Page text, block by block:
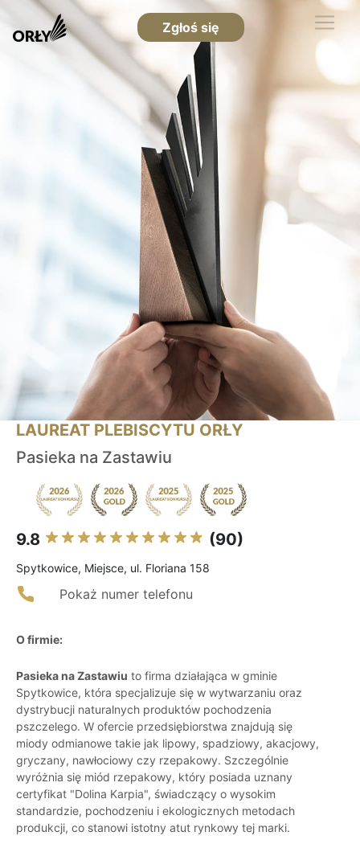
Zgłoś się
LAUREAT PLEBISCYTU ORŁY
Pasieka na Zastawiu
9.8 (90)
Spytkowice, Miejsce, ul. Floriana 158
Pokaż numer telefonu
O firmie:
Pasieka na Zastawiu to firma działająca w gminie
Spytkowice, która specjalizuje się w wytwarzaniu oraz
dystrybucji naturalnych produktów pochodzenia
pszczelego. W ofercie przedsiębiorstwa znajdują się
miody odmianowe takie jak lipowy, spadziowy, akacjowy,
gryczany, nawłociowy czy rzepakowy. Szczególnie
wyróżnia się miód rzepakowy, który posiada uznany
certyfikat "Dolina Karpia", świadczący o wysokim
standardzie, pochodzeniu i ekologicznych metodach
produkcji, co stanowi istotny atut rynkowy tej marki.